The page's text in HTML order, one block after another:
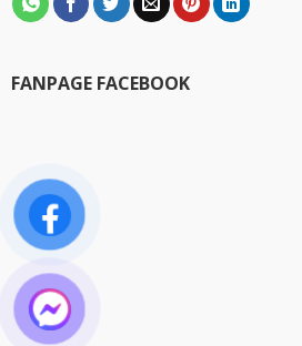
FANPAGE FACEBOOK